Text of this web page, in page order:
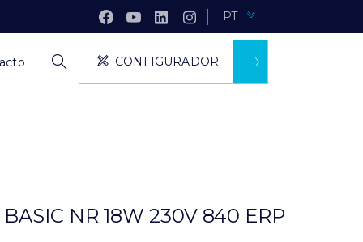
PT
CONFIGURADOR
NR 18W 230V 840 ERP